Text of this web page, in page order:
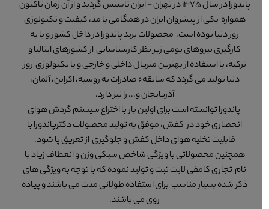
پاندورا در سال 1375 در تهران - ایران تاسیس گردید و از آن زمان تاکنون
همواره یکی از پیشروان ایران در همگامی با مد، کیفیت و تکنولوژی
روز دنیا بوده است. محصولات برند پاندورا در داخل کشور و با به
کارگیری نیروهای بومی زیر نظر کارشناسانی از کشورهای ایتالیا و
ترکیه، با استفاده از بهترین متریال داخلی و خارجی و با تکنولوژی روز
دنیا تولید می گردد که سابقهء صادرات به روسیه، اکراین، آلمان،
آذربایجان و... را نیز دارد.
پاندورا توانسته است برای اولین بار با اختراع سیستم گردش هوای
انحصاری خود در کفش، موفق به تولید محصولات دکترپاندورا با
قابلیت تخلیه هوای داخل کفش و جلوگیری از تعریق پا شود.
همچنین محصولاتی با ویژگی شاخص سبکی وزن و انعطاف زیاد با
نام تجاری کامفی لایت ثبت و تولید نموده که با توجه به ویژگی های
ذکر شده بسیار مناسب برای استفاده طولانی مدت می باشند و پیاده
روی می باشند.